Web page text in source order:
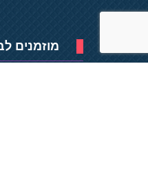
מוזמנים